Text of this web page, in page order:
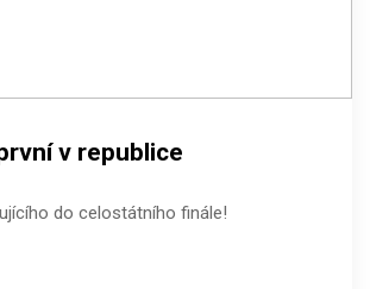
v republice
do celostátního finále!